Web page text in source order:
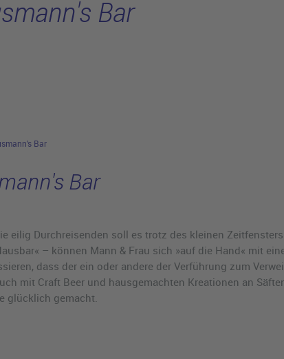
Bar
Bar
Bar
eilig Durchreisenden soll es trotz des kleinen
– können Mann & Frau sich »auf die Hand« mit
dass der ein oder andere der Verführung zum
mit Craft Beer und hausgemachten Kreationen an
glücklich gemacht.